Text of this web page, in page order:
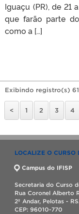
Iguaçu (PR), de 21
que farão parte
como a […]
Exibindo registro(s)
< 1 2 3 4
LOCALIZE O CURSO
Campus do IFISP
Secretaria do Curso
Rua Coronel Alberto
2º Andar, Pelotas - RS.
CEP: 96010-770